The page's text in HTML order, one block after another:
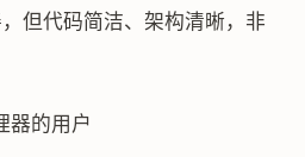
但代码简洁、架构清晰，非
器的用户